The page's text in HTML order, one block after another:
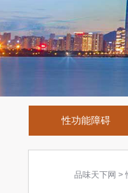
性功能障碍
品味天下网 >